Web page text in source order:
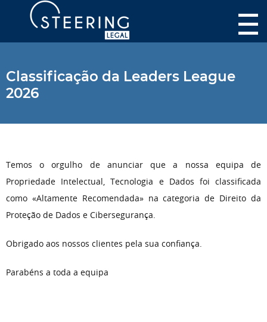
Classificação da Leaders League
2026
Temos o orgulho de anunciar que a nossa equipa de
Propriedade Intelectual, Tecnologia e Dados foi classificada
como «Altamente Recomendada» na categoria de Direito da
Proteção de Dados e Cibersegurança.
Obrigado aos nossos clientes pela sua confiança.
Parabéns a toda a equipa